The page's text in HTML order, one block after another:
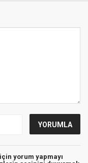
yorum yapmayı